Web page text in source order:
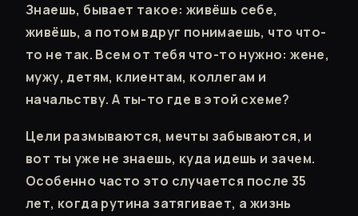
Знаешь, бывает такое: живёшь себе,
живёшь, а потом вдруг понимаешь, что что-
то не так. Всем от тебя что-то нужно: жене,
мужу, детям, клиентам, коллегам и
начальству. А ты-то где в этой схеме?
Цели размываются, мечты забываются, и
вот ты уже не знаешь, куда идешь и зачем.
Особенно часто это случается после 35
лет, когда рутина затягивает, а жизнь